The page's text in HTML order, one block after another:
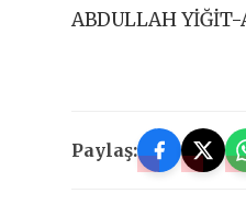
ABDULLAH
Paylaş: